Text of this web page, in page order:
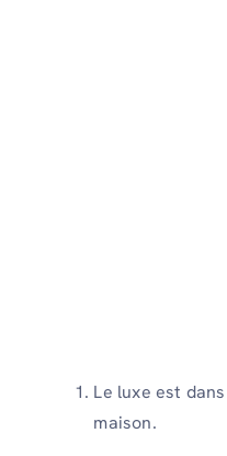
Le luxe est
maison.